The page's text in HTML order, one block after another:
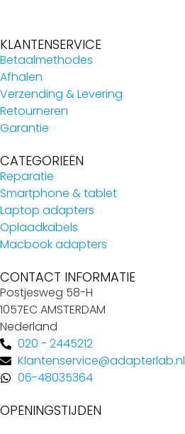
KLANTENSERVICE
Betaalmethodes
Afhalen
Verzending & Levering
Retourneren
Garantie
CATEGORIEËN
Reparatie
Smartphone & tablet
Laptop adapters
Oplaadkabels
Macbook adapters
CONTACT INFORMATIE
Postjesweg 58-H
1057EC AMSTERDAM
Nederland
020 - 2445212
Klantenservice@adapterlab.nl
06-48035364
OPENINGSTIJDEN